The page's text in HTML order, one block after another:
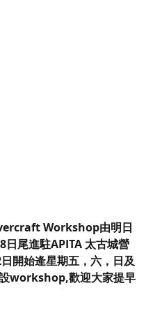
Workshop由明日
日尾進駐APITA 太古城營
開始逄星期五，六，日及
workshop,歡迎大家提早